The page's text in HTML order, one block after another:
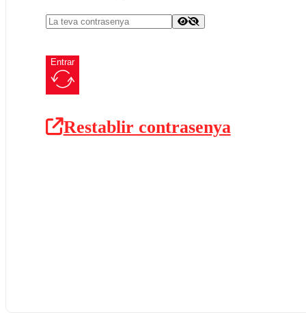
Entrar
Restablir contrasenya